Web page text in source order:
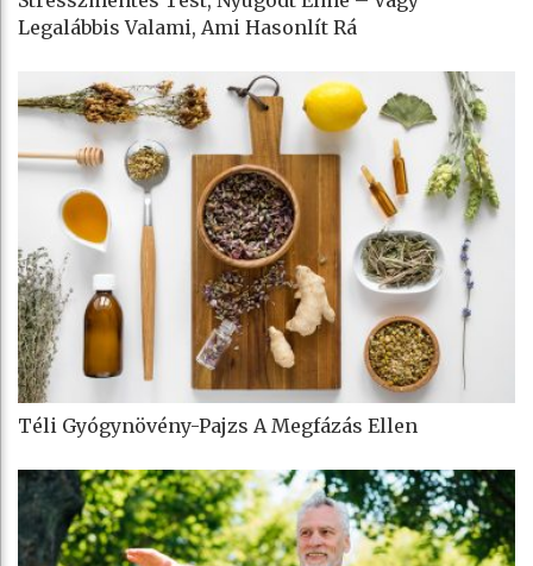
Legalábbis Valami, Ami Hasonlít Rá
Téli Gyógynövény-Pajzs A Megfázás Ellen